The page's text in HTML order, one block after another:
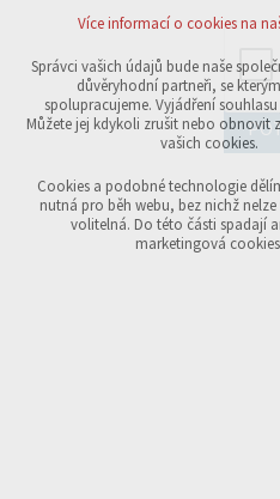
analytická pro anonymizované
návštěvnosti
marketingová cookies
Více informací o cookies na
Přijmout všechny
Odmítnout vše
Více informací o cookies na
Správci vašich údajů bude naše
důvěryhodní partneři, se
spolupracujeme. Vyjádření
Můžete jej kdykoli zrušit nebo obnovit
vašich cookies.
Cookies a podobné technologie
nutná pro běh webu, bez nichž
volitelná. Do této části spadají
marketingová